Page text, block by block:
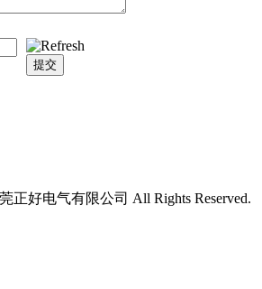
提交
好电气有限公司 All Rights Reserved.